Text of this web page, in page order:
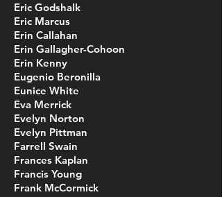
Eric Godshalk
Eric Marcus
Erin Callahan
Erin Gallagher-Cohoon
Erin Kenny
Eugenio Beronilla
Eunice White
Eva Merrick
Evelyn Norton
Evelyn Pittman
Farrell Swain
Frances Kaplan
Francis Young
Frank McCormick